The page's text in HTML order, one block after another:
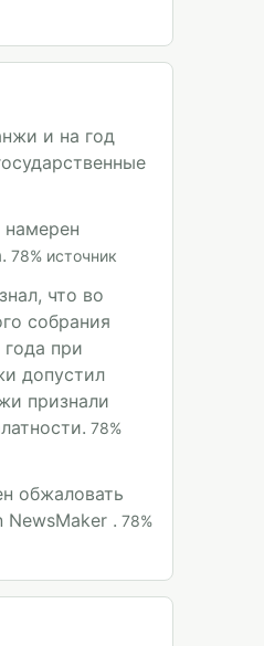
и на год
78% источник
что во
собрания
года при
допустил
признали
78%
обжаловать
NewsMaker . 78%